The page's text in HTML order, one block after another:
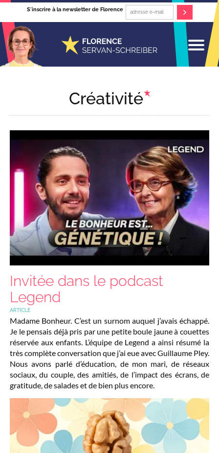
S'inscrire à la newsletter de Florence
Créativité
Invitée dans le podcast
Legend
ARTICLE
Madame Bonheur. C’est un surnom auquel j’avais échappé.
Je le pensais déjà pris par une petite boule jaune à couettes
réservée aux enfants. L’équipe de Legend a ainsi résumé la
très complète conversation que j’ai eue avec Guillaume Pley.
Nous avons parlé d’éducation, de mon mari, de réseaux
sociaux, du couple, des amitiés, de l’impact des écrans, de
gratitude, de salades et de bien plus encore.